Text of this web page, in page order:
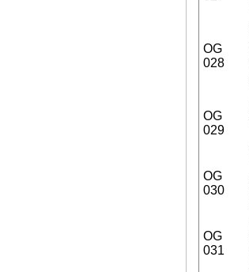
OG
028
OG
029
OG
030
OG
031